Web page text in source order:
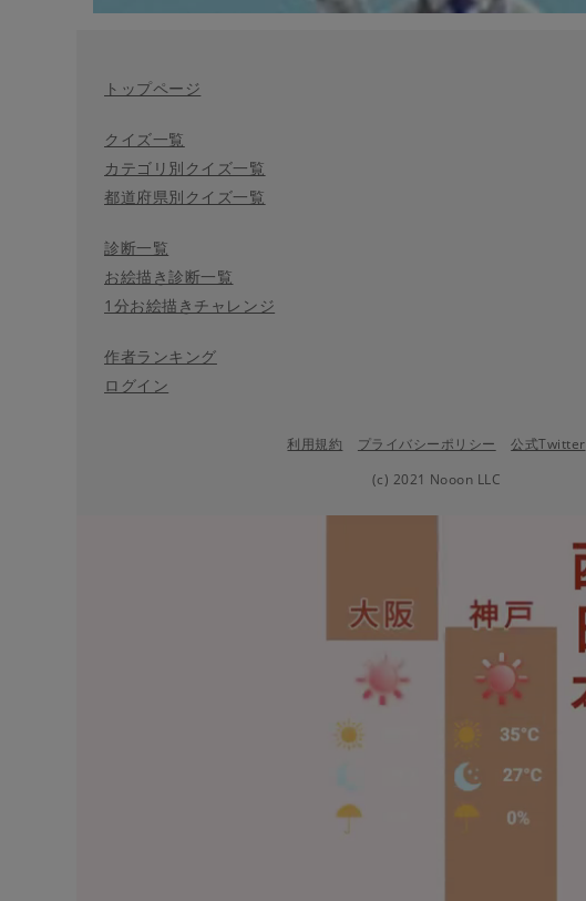
トップページ
クイズ一覧
カテゴリ別クイズ一覧
都道府県別クイズ一覧
診断一覧
お絵描き診断一覧
1分お絵描きチャレンジ
作者ランキング
ログイン
利用規約 プライバシーポリシー
公式Twitter
(c) 2021 Nooon LLC